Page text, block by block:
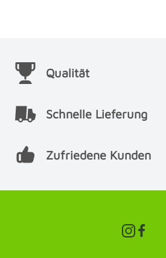
Qualität
Schnelle Lieferung
Zufriedene Kunden